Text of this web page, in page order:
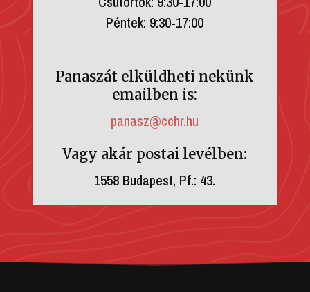
Péntek: 9:30-17:00
Panaszát elküldheti nekünk
emailben is:
panasz@cchr.hu
Vagy akár postai levélben:
1558 Budapest, Pf.: 43.